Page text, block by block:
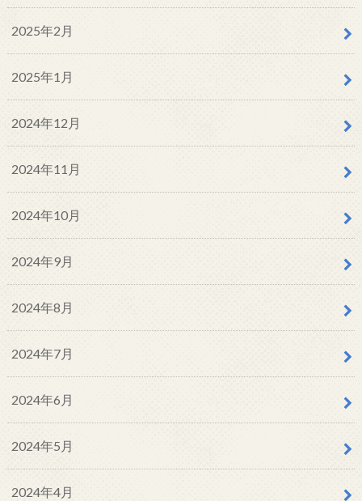
2025年2月
2025年1月
2024年12月
2024年11月
2024年10月
2024年9月
2024年8月
2024年7月
2024年6月
2024年5月
2024年4月